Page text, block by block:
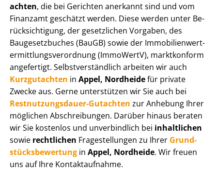
ach­ten, die bei Gerichten anerkannt sind und vom
Finanzamt geschätzt werden. Diese werden unter Be­
rück­sich­ti­gung, der gesetzlichen Vorgaben, des
Baugesetzbuches (BauGB) sowie der Im­mo­bi­li­en­wert­
ermitt­lungs­ver­ord­nung (ImmoWertV), marktkonform
angefertigt. Selbst­ver­ständ­lich arbeiten wir auch
Kurzgutachten in Appel, Nordheidefür private
Zwecke aus. Gerne unterstützen wir Sie auch bei
Rest­nut­zungs­dau­er-Gutachten zur Anhebung Ihrer
möglichen Abschreibungen. Darüber hinaus beraten
wir Sie kostenlos und unverbindlich bei inhaltlichen
sowie rechtlichen Fragestellungen zu Ihrer Grund­
stücks­be­wer­tung in Appel, Nordheide. Wir freuen
uns auf Ihre Kontaktaufnahme.